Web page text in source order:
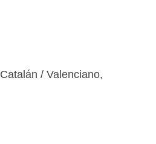
Catalán / Valenciano,